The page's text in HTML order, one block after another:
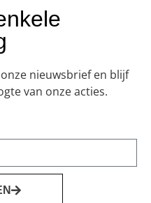
nieuwsbrief en blijf
van onze acties.